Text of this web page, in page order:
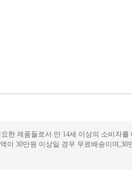
한 제품들로서 만 14세 이상의 소비자를
30만원 이상일 경우 무료배송이며,30